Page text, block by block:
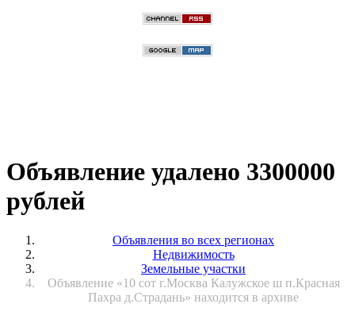
Объявление удалено 3300000
рублей
Объявления во всех регионах
Недвижимость
Земельные участки
Объявление «10 сот г.Москва Калужское ш п.Красная
Пахра д.Страдань» находится в архиве